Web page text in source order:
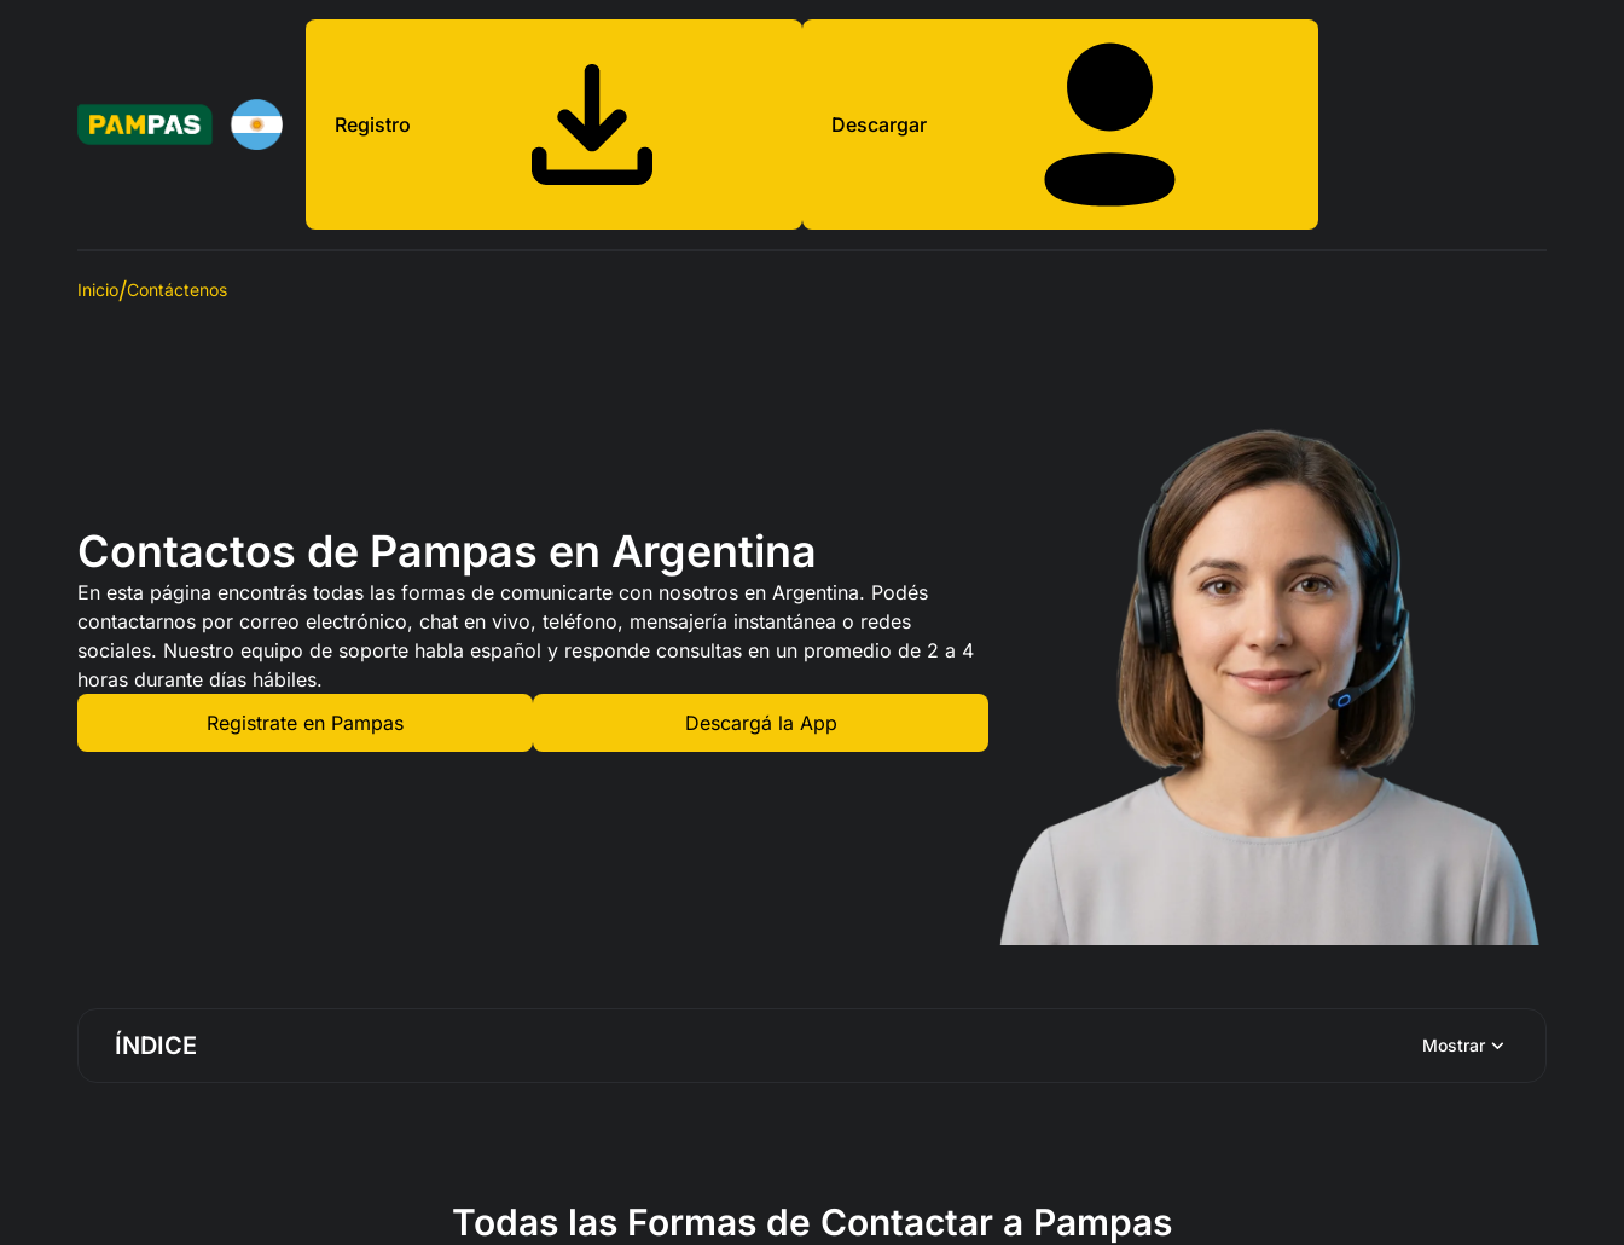
Registro Descargar
Inicio Contáctenos
Contactos de Pampas en Argentina
En esta página encontrás todas las formas de comunicarte con nosotros en Argentina. Podés
contactarnos por correo electrónico, chat en vivo, teléfono, mensajería instantánea o redes
sociales. Nuestro equipo de soporte habla español y responde consultas en un promedio de 2 a 4
horas durante días hábiles.
Registrate en Pampas
Descargá la App
ÍNDICE Mostrar
Todas las Formas de Contactar a Pampas